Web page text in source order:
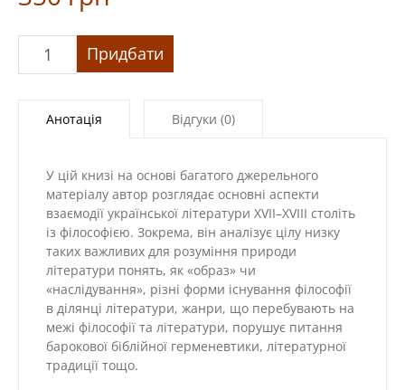
«Література
українського
Придбати
Анотація Відгуки (0)
У цій книзі на основі багатого джерельного
матеріалу автор розглядає основні аспекти
взаємодії української літератури XVII–XVIII століть
із філософією. Зокрема, він аналізує цілу низку
таких важливих для розуміння природи
літератури понять, як «образ» чи
«наслідування», різні форми існування філософії
в ділянці літератури, жанри, що перебувають на
межі філософії та літератури, порушує питання
барокової біблійної герменевтики, літературної
традиції тощо.